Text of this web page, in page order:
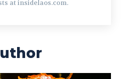
at insidelaos.com.